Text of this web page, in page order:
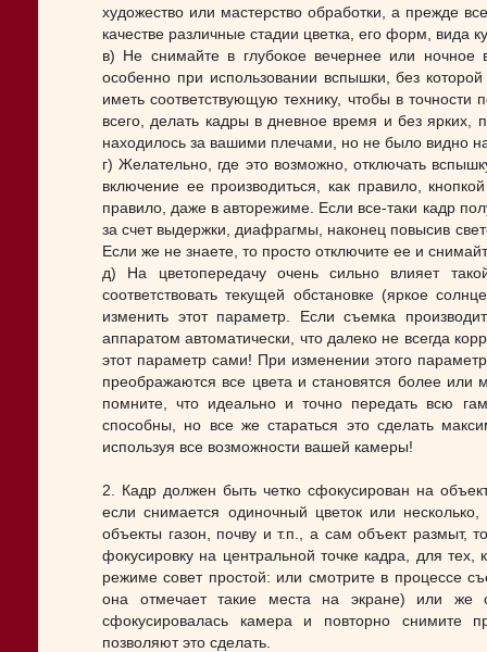
художество или мастерство обработки, а прежде
качестве различные стадии цветка, его форм, вида
в) Не снимайте в глубокое вечернее или
особенно при использовании вспышки, без
иметь соответствующую технику, чтобы в
всего, делать кадры в дневное время и без
находилось за вашими плечами, но не было видно
г) Желательно, где это возможно, отключать
включение ее производиться, как правило,
правило, даже в авторежиме. Если все-таки кадр
за счет выдержки, диафрагмы, наконец повысив
Если же не знаете, то просто отключите ее и
д) На цветопередачу очень сильно влияет
соответствовать текущей обстановке (яркое
изменить этот параметр. Если съемка
аппаратом автоматически, что далеко не всегда
этот параметр сами! При изменении этого
преображаются все цвета и становятся более
помните, что идеально и точно передать всю
способны, но все же стараться это сделать
используя все возможности вашей камеры!
2. Кадр должен быть четко сфокусирован на
если снимается одиночный цветок или
объекты газон, почву и т.п., а сам объект размыт,
фокусировку на центральной точке кадра, для тех,
режиме совет простой: или смотрите в процессе
она отмечает такие места на экране) или же
сфокусировалась камера и повторно снимите
позволяют это сделать.